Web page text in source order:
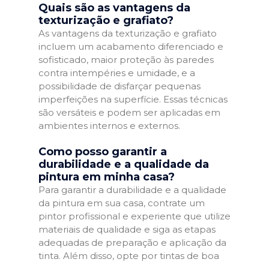
Quais são as vantagens da
texturização e grafiato?
As vantagens da texturização e grafiato
incluem um acabamento diferenciado e
sofisticado, maior proteção às paredes
contra intempéries e umidade, e a
possibilidade de disfarçar pequenas
imperfeições na superfície. Essas técnicas
são versáteis e podem ser aplicadas em
ambientes internos e externos.
Como posso garantir a
durabilidade e a qualidade da
pintura em minha casa?
Para garantir a durabilidade e a qualidade
da pintura em sua casa, contrate um
pintor profissional e experiente que utilize
materiais de qualidade e siga as etapas
adequadas de preparação e aplicação da
tinta. Além disso, opte por tintas de boa